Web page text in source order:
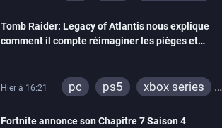
Tomb Raider: Legacy of Atlantis nous explique
comment il compte réimaginer les pièges et
Hier à 16:21 pc ps5
xbox series
Fortnite annonce son Chapitre 7 Saison 4